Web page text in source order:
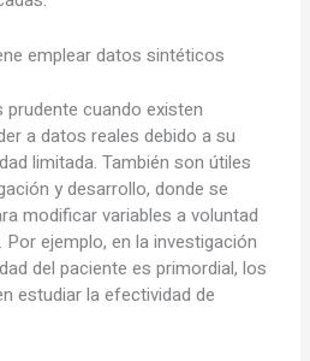
emplear datos sintéticos
cuando existen
a datos reales debido a su
limitada. También son útiles
y desarrollo, donde se
modificar variables a voluntad
ejemplo, en la investigación
del paciente es primordial, los
estudiar la efectividad de